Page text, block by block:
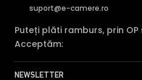
suport@e-camere.ro
Puteți plăti ramburs, prin
Acceptăm:
NEWSLETTER